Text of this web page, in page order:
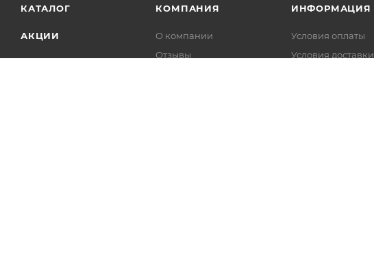
КАТАЛОГ
АКЦИИ
КОМПАНИЯ
О компании
Отзывы
ИНФОРМАЦИЯ
Условия оплаты
Условия доставки